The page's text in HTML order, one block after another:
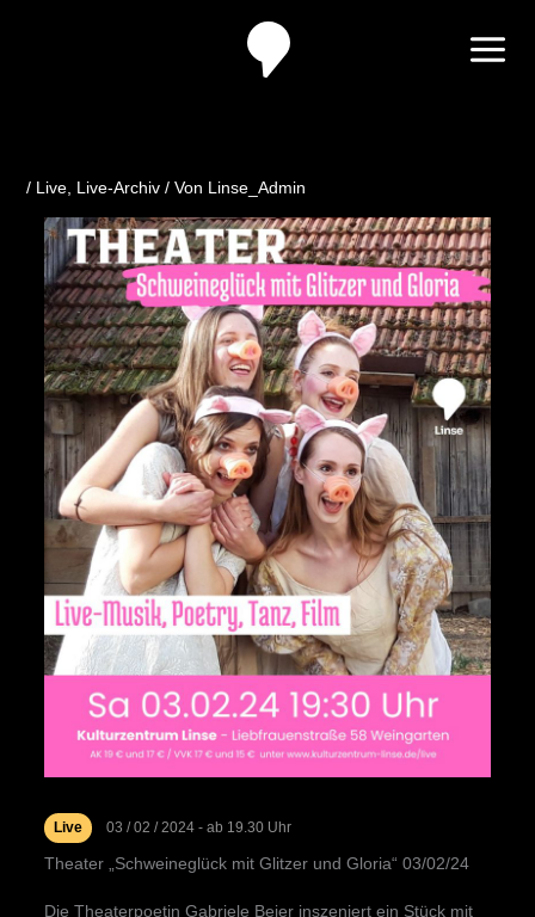
/ Live, Live-Archiv/ Von Linse_Admin
Live 03 / 02 / 2024 - ab 19.30 Uhr
Theater „Schweineglück mit Glitzer und Gloria“ 03/02/24
Die Theaterpoetin Gabriele Beier inszeniert ein Stück mit